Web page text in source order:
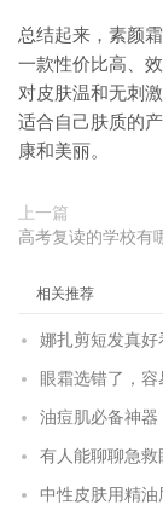
总结起来，素颜
一款性价比高、
对皮肤温和无刺
适合自己肤质的
康和美丽。
上一篇
高考复读的学校有
相关推荐
娜扎剪短发真好
眼霜选错了，
油痘肌必备神器
有人能聊聊急救
中性皮肤用精油